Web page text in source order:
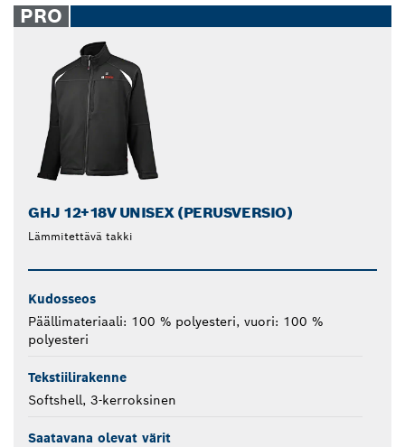
PRO
GHJ 12+18V UNISEX (PERUSVERSIO)
Lämmitettävä takki
Kudosseos
Päällimateriaali: 100 % polyesteri, vuori: 100 %
polyesteri
Tekstiilirakenne
Softshell, 3-kerroksinen
Saatavana olevat värit